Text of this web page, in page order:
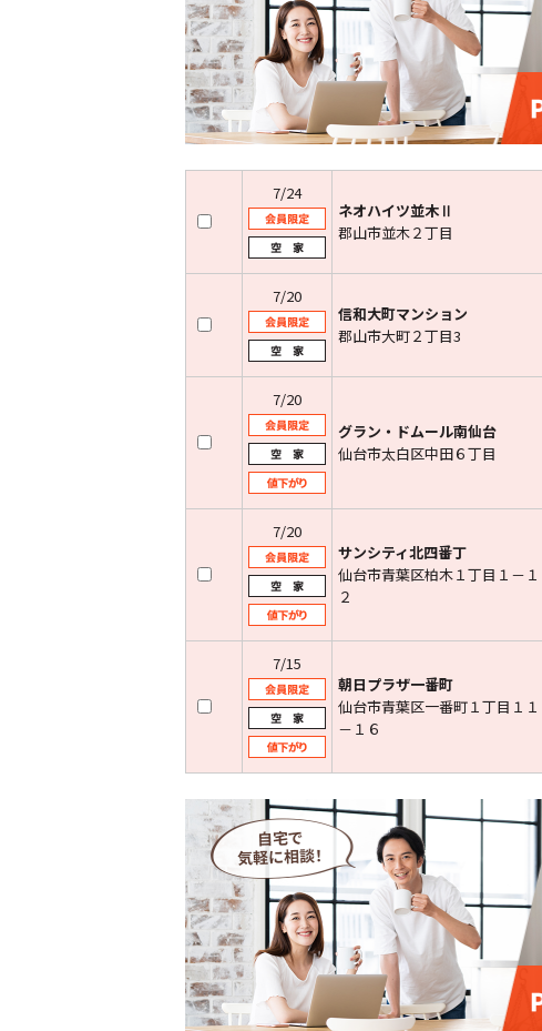
7/24
ネオハイツ並木Ⅱ
郡山市並木２丁目
7/20
信和大町マンション
郡山市大町２丁目3
7/20
グラン・ドムール南仙台
仙台市太白区中田６丁目
7/20
サンシティ北四番丁
仙台市青葉区柏木１丁目１－１
２
7/15
朝日プラザ一番町
仙台市青葉区一番町１丁目１１
－１６